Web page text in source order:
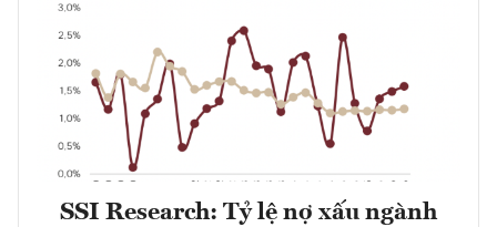
SSI Research: Tỷ lệ nợ xấu ngành